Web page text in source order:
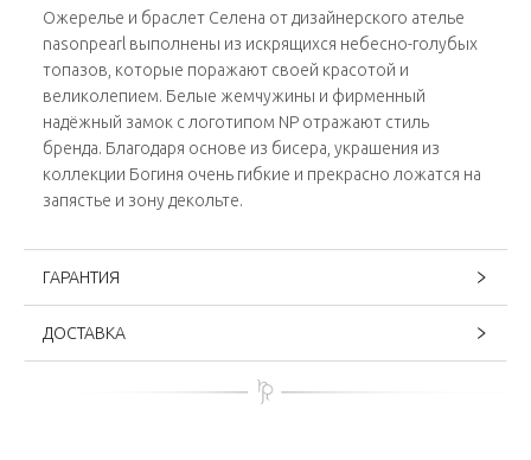
Ожерелье и браслет Селена от дизайнерского ателье
nasonpearl выполнены из искрящихся небесно-голубых
топазов, которые поражают своей красотой и
великолепием. Белые жемчужины и фирменный
надёжный замок с логотипом NP отражают стиль
бренда. Благодаря основе из бисера, украшения из
коллекции Богиня очень гибкие и прекрасно ложатся на
запястье и зону декольте.
ГАРАНТИЯ
ДОСТАВКА